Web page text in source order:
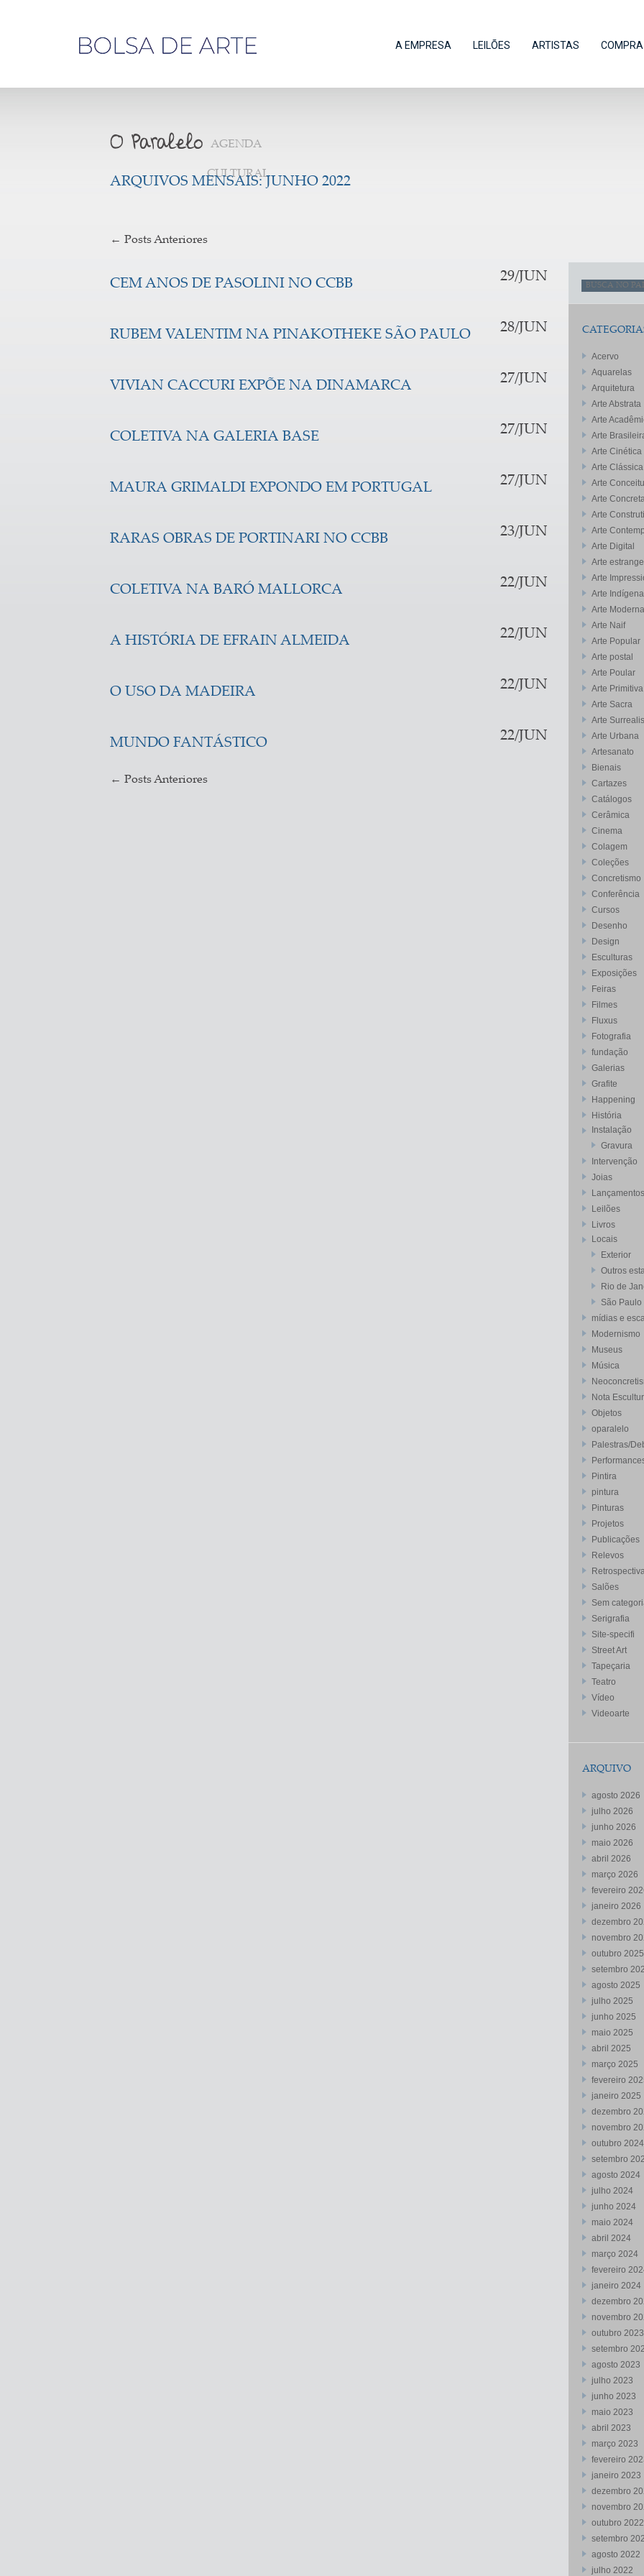
A EMPRESA LEILÕES ARTISTAS
AGENDA
CULTURAL
ARQUIVOS MENSAIS: JUNHO 2022
← Posts Anteriores
CEM ANOS DE PASOLINI NO CCBB 29/JUN
RUBEM VALENTIM NA PINAKOTHEKE SÃO PAULO 28/JUN
VIVIAN CACCURI EXPÕE NA DINAMARCA 27/JUN
COLETIVA NA GALERIA BASE 27/JUN
MAURA GRIMALDI EXPONDO EM PORTUGAL 27/JUN
RARAS OBRAS DE PORTINARI NO CCBB 23/JUN
COLETIVA NA BARÓ MALLORCA 22/JUN
A HISTÓRIA DE EFRAIN ALMEIDA 22/JUN
O USO DA MADEIRA 22/JUN
MUNDO FANTÁSTICO 22/JUN
← Posts Anteriores
Acervo
Aquarelas
Arquitetura
Arte Abstrata
Arte
Arte
Arte Cinética
Arte Clássica
Arte
Arte
Arte
Arte
Arte Digital
Arte
Arte
Arte Indígena
Arte Moderna
Arte Naif
Arte Popular
Arte postal
Arte Poular
Arte Primitiva
Arte Sacra
Arte
Arte Urbana
Artesanato
Bienais
Cartazes
Catálogos
Cerâmica
Cinema
Colagem
Coleções
Concretismo
Conferência
Cursos
Desenho
Design
Esculturas
Exposições
Feiras
Filmes
Fluxus
Fotografia
fundação
Galerias
Grafite
Happening
História
Instalação
Gravura
Intervenção
Joias
Lançamentos
Leilões
Livros
Locais
Exterior
Outros
Rio de
São Paulo
mídias e
Modernismo
Museus
Música
Nota
Objetos
oparalelo
Palestras/
Pintira
pintura
Pinturas
Projetos
Publicações
Relevos
Salões
Sem
Serigrafia
Site-specifi
Street Art
Tapeçaria
Teatro
Vídeo
Videoarte
ARQUIVO
agosto 2026
julho 2026
junho 2026
maio 2026
abril 2026
março 2026
fevereiro
janeiro 2026
dezembro
novembro
outubro 2025
setembro
agosto 2025
julho 2025
junho 2025
maio 2025
abril 2025
março 2025
fevereiro
janeiro 2025
dezembro
novembro
outubro 2024
setembro
agosto 2024
julho 2024
junho 2024
maio 2024
abril 2024
março 2024
fevereiro
janeiro 2024
dezembro
novembro
outubro 2023
setembro
agosto 2023
julho 2023
junho 2023
maio 2023
abril 2023
março 2023
fevereiro
janeiro 2023
dezembro
novembro
outubro 2022
setembro
agosto 2022
julho 2022